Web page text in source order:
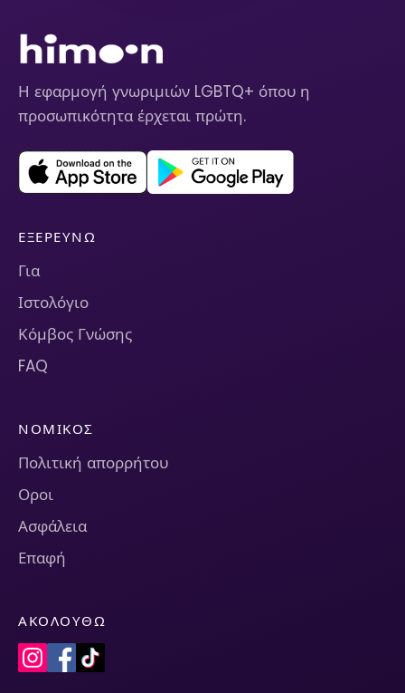
Η εφαρμογή γνωριμιών LGBTQ+ όπου η
προσωπικότητα έρχεται πρώτη.
ΕΞΕΡΕΥΝΏ
Για
Ιστολόγιο
Κόμβος Γνώσης
FAQ
ΝΟΜΙΚΌΣ
Πολιτική απορρήτου
Οροι
Ασφάλεια
Επαφή
ΑΚΟΛΟΥΘΏ